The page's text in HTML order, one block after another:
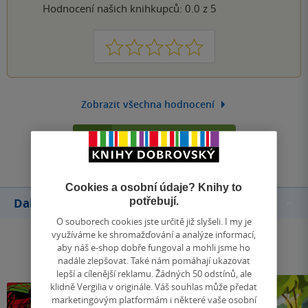
Hodnocení našich knihkupců: 0.0 z 5
1 2 3 4 5
Zobrazit všechna hodnocení
Přidat hodnocení
Další knihy autora
Cookies a osobní údaje? Knihy to
potřebují.
O souborech cookies jste určitě již slyšeli. I my je
využíváme ke shromažďování a analýze informací,
aby náš e-shop dobře fungoval a mohli jsme ho
nadále zlepšovat. Také nám pomáhají ukazovat
lepší a cílenější reklamu. Žádných 50 odstínů, ale
klidně Vergilia v originále. Váš souhlas může předat
marketingovým platformám i některé vaše osobní